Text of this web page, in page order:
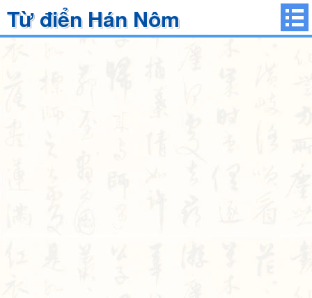
Từ điển Hán Nôm